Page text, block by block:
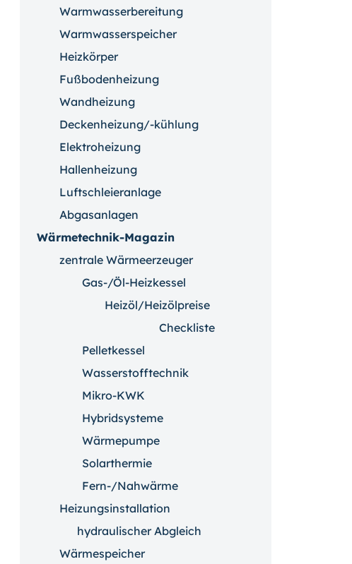
Warmwasserbereitung
Warmwasserspeicher
Heizkörper
Fußbodenheizung
Wandheizung
Deckenheizung/-kühlung
Elektroheizung
Hallenheizung
Luftschleieranlage
Abgasanlagen
Wärmetechnik-Magazin
zentrale Wärmeerzeuger
Gas-/Öl-Heizkessel
Heizöl/Heizölpreise
Checkliste
Pelletkessel
Wasserstofftechnik
Mikro-KWK
Hybridsysteme
Wärmepumpe
Solarthermie
Fern-/Nahwärme
Heizungsinstallation
hydraulischer Abgleich
Wärmespeicher